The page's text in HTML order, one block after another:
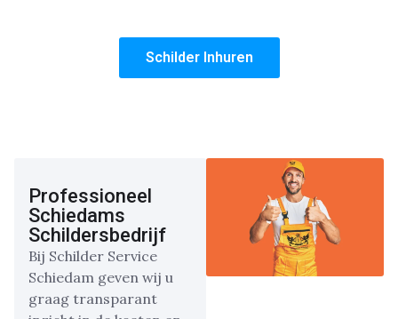
Schilder Inhuren
Professioneel
Schiedams
Schildersbedrijf
Bij Schilder Service
Schiedam geven wij u
graag transparant